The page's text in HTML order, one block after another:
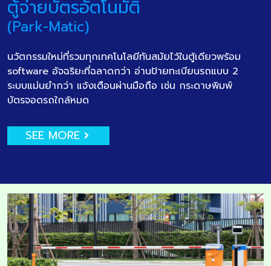
ตู้จ่ายบัตรอัตโนมัติ
(Park-Matic)
นวัตกรรมใหม่ที่รวมทุกเทคโนโลยีทันสมัยไว้ในตู้เดียวพร้อม
software อัจฉริยะที่ฉลาดกว่า อ่านป้ายทะเบียนรถแบบ 2
ระบบแม่นยำกว่า แจ้งเตือนผ่านมือถือ เช่น กระดาษพิมพ์
บัตรจอดรถใกล้หมด
SEE MORE